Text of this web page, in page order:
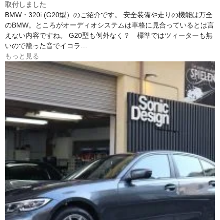
取付しました
BMW・320i (G20型）のご紹介です。 安全装備や走りの機能は万全
のBMW。ところがオーディオシステムは車格に見合っているとは言
えない内容ですね。 G20型も例外なく？ 標準ではツィーターも無
いので籠った音でイコラ…
もっと見る